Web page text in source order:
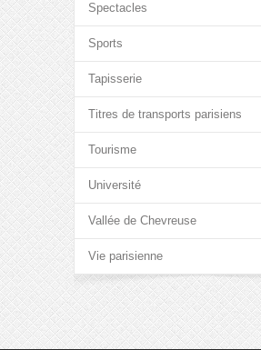
Spectacles
Sports
Tapisserie
Titres de transports parisiens
Tourisme
Université
Vallée de Chevreuse
Vie parisienne